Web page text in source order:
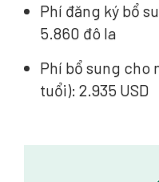
Phí đăng ký bổ
5.860 đô la
Phí bổ sung cho
tuổi): 2.935 USD